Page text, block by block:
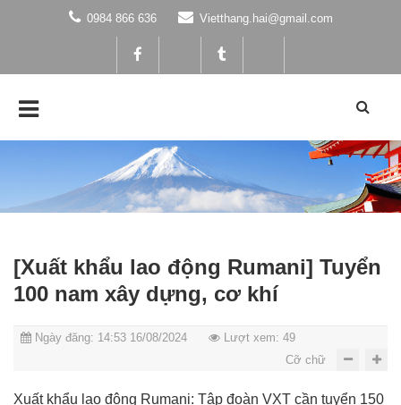
0984 866 636 Vietthang.hai@gmail.com
[Xuất khẩu lao động Rumani] Tuyển
100 nam xây dựng, cơ khí
Ngày đăng: 14:53 16/08/2024
Lượt xem: 49
Cỡ chữ
Xuất khẩu lao động Rumani: Tập đoàn VXT cần tuyển 150